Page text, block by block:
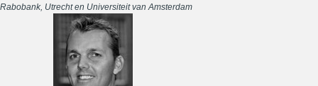
Rabobank, Utrecht en Universiteit van Amsterdam